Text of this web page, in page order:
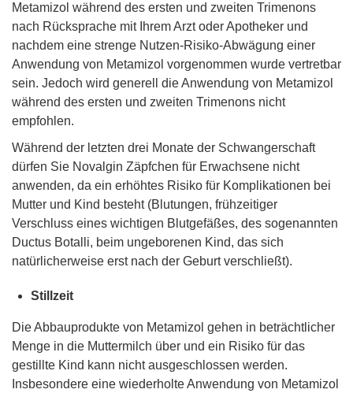
Metamizol während des ersten und zweiten Trimenons
nach Rücksprache mit Ihrem Arzt oder Apotheker und
nachdem eine strenge Nutzen-Risiko-Abwägung einer
Anwendung von Metamizol vorgenommen wurde vertretbar
sein. Jedoch wird generell die Anwendung von Metamizol
während des ersten und zweiten Trimenons nicht
empfohlen.
Während der letzten drei Monate der Schwangerschaft
dürfen Sie Novalgin Zäpfchen für Erwachsene nicht
anwenden, da ein erhöhtes Risiko für Komplikationen bei
Mutter und Kind besteht (Blutungen, frühzeitiger
Verschluss eines wichtigen Blutgefäßes, des sogenannten
Ductus Botalli, beim ungeborenen Kind, das sich
natürlicherweise erst nach der Geburt verschließt).
Stillzeit
Die Abbauprodukte von Metamizol gehen in beträchtlicher
Menge in die Muttermilch über und ein Risiko für das
gestillte Kind kann nicht ausgeschlossen werden.
Insbesondere eine wiederholte Anwendung von Metamizol